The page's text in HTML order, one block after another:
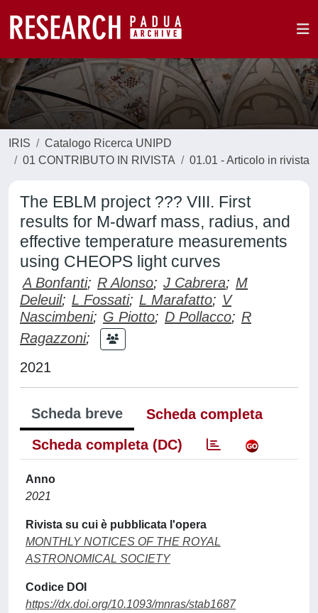
IRIS
Catalogo Ricerca UNIPD
01 CONTRIBUTO IN RIVISTA
01.01 - Articolo in rivista
The EBLM project ??? VIII. First
results for M-dwarf mass, radius, and
effective temperature measurements
using CHEOPS light curves
A Bonfanti; R Alonso; J Cabrera; M
Deleuil; L Fossati; L Marafatto; V
Nascimbeni; G Piotto; D Pollacco; R
Ragazzoni;
2021
Scheda breve
Scheda completa
Scheda completa (DC)
Anno
2021
Rivista su cui è pubblicata l'opera
MONTHLY NOTICES OF THE ROYAL
ASTRONOMICAL SOCIETY
Codice DOI
https://dx.doi.org/10.1093/mnras/stab1687